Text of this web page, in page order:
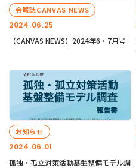
2024.06.25
会報誌CANVAS NEWS
【CANVAS NEWS】2024年6・7月号
2024.06.01
お知らせ
孤独・孤立対策活動基盤整備モデル調